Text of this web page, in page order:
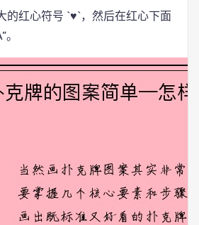
的红心符号 `♥`，然后在红心下面